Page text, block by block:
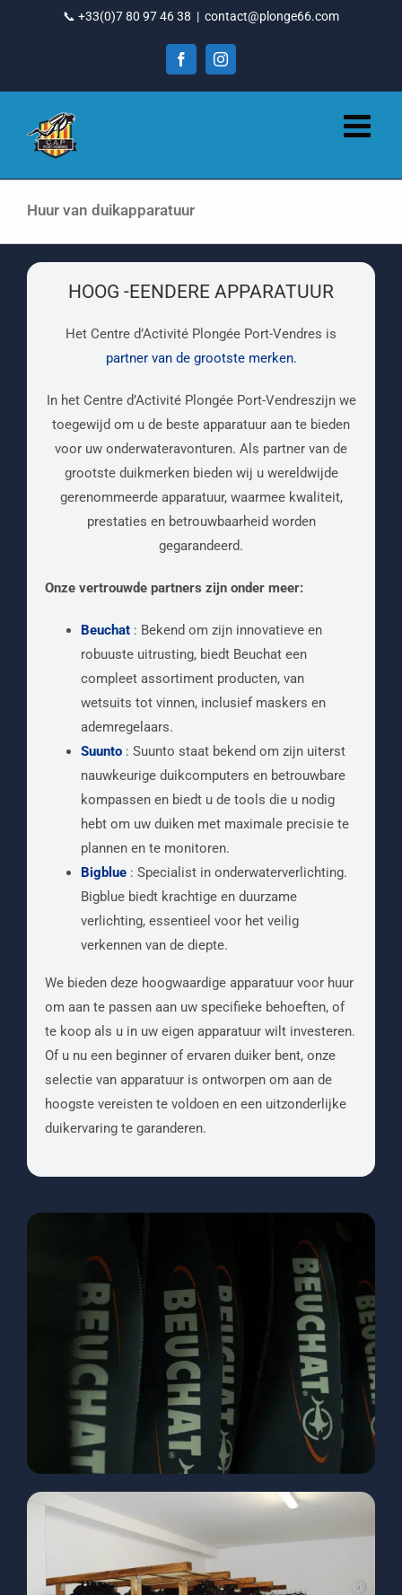
📞 +33(0)7 80 97 46 38 | contact@plonge66.com
FacebookInstagram
Huur van duikapparatuur
HOOG -EENDERE APPARATUUR
Het Centre d’Activité Plongée Port-Vendres is
partner van de grootste merken.
In het Centre d’Activité Plongée Port-Vendreszijn we
toegewijd om u de beste apparatuur aan te bieden
voor uw onderwateravonturen. Als partner van de
grootste duikmerken bieden wij u wereldwijde
gerenommeerde apparatuur, waarmee kwaliteit,
prestaties en betrouwbaarheid worden
gegarandeerd.
Onze vertrouwde partners zijn onder meer:
Beuchat: Bekend om zijn innovatieve en
robuuste uitrusting, biedt Beuchat een
compleet assortiment producten, van
wetsuits tot vinnen, inclusief maskers en
ademregelaars.
Suunto: Suunto staat bekend om zijn uiterst
nauwkeurige duikcomputers en betrouwbare
kompassen en biedt u de tools die u nodig
hebt om uw duiken met maximale precisie te
plannen en te monitoren.
Bigblue: Specialist in onderwaterverlichting.
Bigblue biedt krachtige en duurzame
verlichting, essentieel voor het veilig
verkennen van de diepte.
We bieden deze hoogwaardige apparatuur voor huur
om aan te passen aan uw specifieke behoeften, of
te koop als u in uw eigen apparatuur wilt investeren.
Of u nu een beginner of ervaren duiker bent, onze
selectie van apparatuur is ontworpen om aan de
hoogste vereisten te voldoen en een uitzonderlijke
duikervaring te garanderen.